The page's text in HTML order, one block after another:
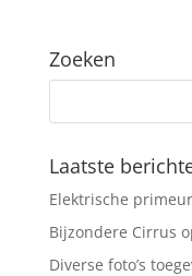
t
i
:
Zoeken
Laatste
Elektrische
Bijzondere Cirrus
Diverse foto’s